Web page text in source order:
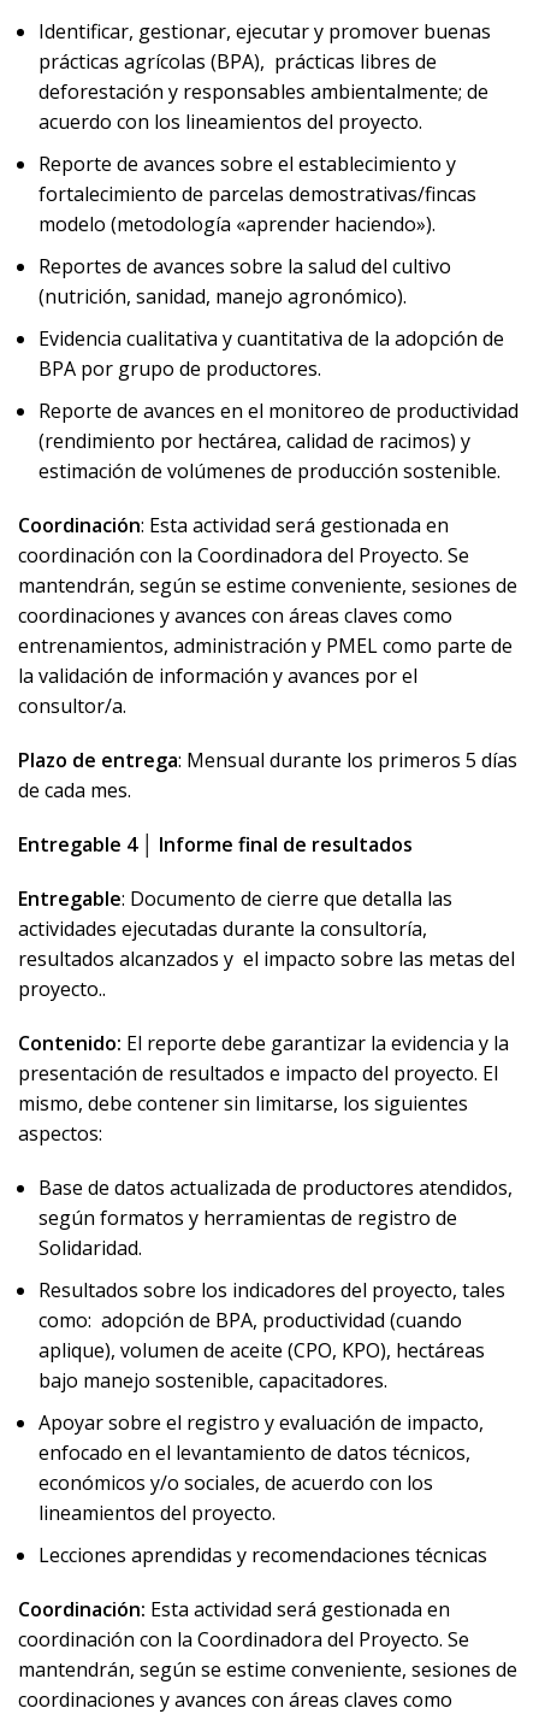
Identificar, gestionar, ejecutar y promover buenas
prácticas agrícolas (BPA), prácticas libres de
deforestación y responsables ambientalmente; de
acuerdo con los lineamientos del proyecto.
Reporte de avances sobre el establecimiento y
fortalecimiento de parcelas demostrativas/fincas
modelo (metodología «aprender haciendo»).
Reportes de avances sobre la salud del cultivo
(nutrición, sanidad, manejo agronómico).
Evidencia cualitativa y cuantitativa de la adopción de
BPA por grupo de productores.
Reporte de avances en el monitoreo de productividad
(rendimiento por hectárea, calidad de racimos) y
estimación de volúmenes de producción sostenible.
Coordinación: Esta actividad será gestionada en
coordinación con la Coordinadora del Proyecto. Se
mantendrán, según se estime conveniente, sesiones de
coordinaciones y avances con áreas claves como
entrenamientos, administración y PMEL como parte de
la validación de información y avances por el
consultor/a.
Plazo de entrega: Mensual durante los primeros 5 días
de cada mes.
Entregable 4 │ Informe final de resultados
Entregable: Documento de cierre que detalla las
actividades ejecutadas durante la consultoría,
resultados alcanzados y el impacto sobre las metas del
proyecto..
Contenido: El reporte debe garantizar la evidencia y la
presentación de resultados e impacto del proyecto. El
mismo, debe contener sin limitarse, los siguientes
aspectos:
Base de datos actualizada de productores atendidos,
según formatos y herramientas de registro de
Solidaridad.
Resultados sobre los indicadores del proyecto, tales
como: adopción de BPA, productividad (cuando
aplique), volumen de aceite (CPO, KPO), hectáreas
bajo manejo sostenible, capacitadores.
Apoyar sobre el registro y evaluación de impacto,
enfocado en el levantamiento de datos técnicos,
económicos y/o sociales, de acuerdo con los
lineamientos del proyecto.
Lecciones aprendidas y recomendaciones técnicas
Coordinación: Esta actividad será gestionada en
coordinación con la Coordinadora del Proyecto. Se
mantendrán, según se estime conveniente, sesiones de
coordinaciones y avances con áreas claves como